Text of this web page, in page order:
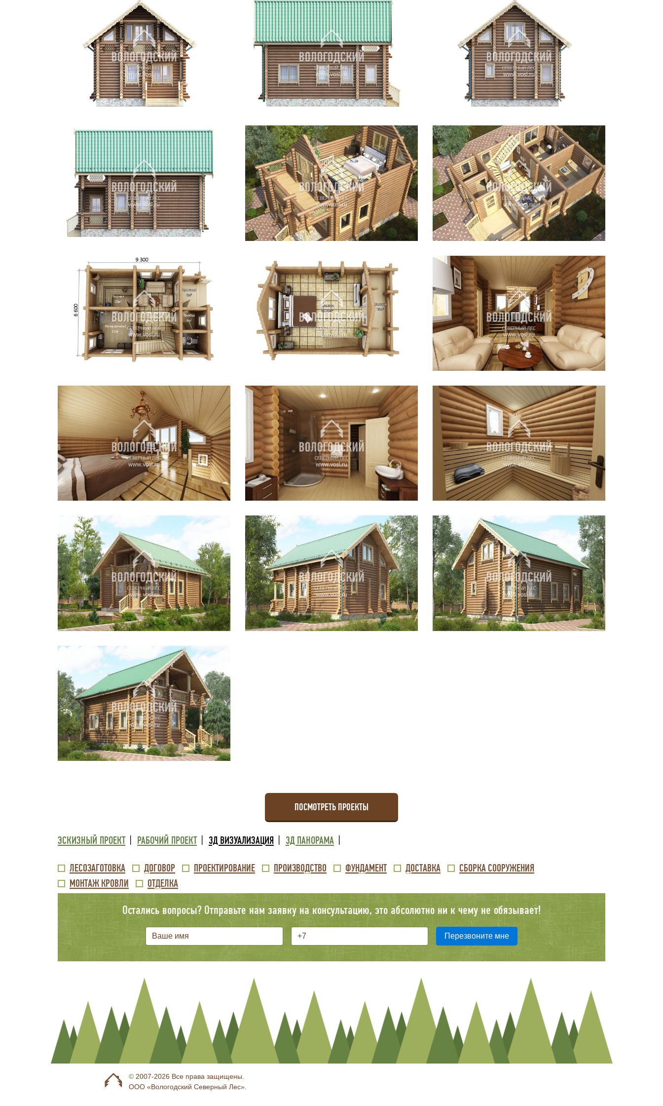
ПОСМОТРЕТЬ ПРОЕКТЫ
ТРЕТИЙ
УРОВЕНЬ
МЕНЮ
ВНИЗУ
ЭСКИЗНЫЙ ПРОЕКТ РАБОЧИЙ ПРОЕКТ 3Д ВИЗУАЛИЗАЦИЯ 3Д ПАНОРАМА
ВТОРОЙ
УРОВЕНЬ
МЕНЮ
ЛЕСОЗАГОТОВКА ДОГОВОР ПРОЕКТИРОВАНИЕ ПРОИЗВОДСТВО ФУНДАМЕНТ ДОСТАВКА
СБОРКА СООРУЖЕНИЯ
МОНТАЖ КРОВЛИ
ОТДЕЛКА
Остались вопросы? Отправьте нам заявку на консультацию, это абсолютно ни к чему не обязывает!
© 2007-2026 Все права защищены.
ООО «Вологодский Северный Лес».